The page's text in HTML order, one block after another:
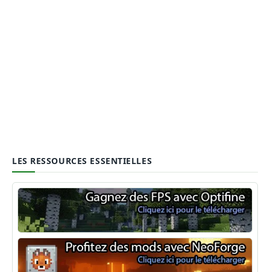
LES RESSOURCES ESSENTIELLES
Optifine